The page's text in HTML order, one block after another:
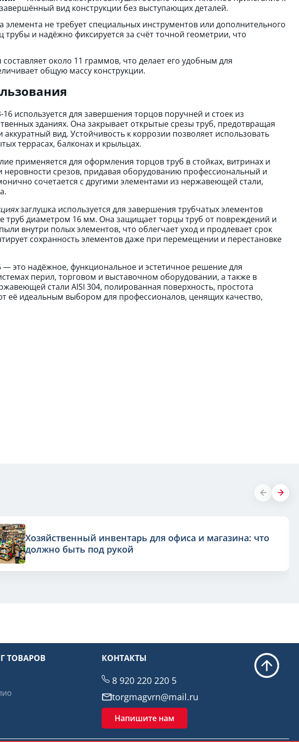
вид конструкции без выступающих деталей.
элемента не требует специальных инструментов или дополнительного
трубы и надёжно фиксируется за счёт точной геометрии, что
около 11 граммов, что делает его удобным для
общую массу конструкции.
16 используется для завершения торцов поручней и стоек из
зданиях. Она закрывает открытые срезы труб, предотвращая
вид. Устойчивость к коррозии позволяет использовать
террасах, балконах и крыльцах.
применяется для оформления торцов труб в стойках, витринах и
неровности срезов, придавая оборудованию профессиональный и
сочетается с другими элементами из нержавеющей стали,
заглушка используется для завершения трубчатых элементов
труб диаметром 16 мм. Она защищает торцы труб от повреждений и
внутри полых элементов, что облегчает уход и продлевает срок
сохранность элементов даже при перемещении и перестановке
это надёжное, функциональное и эстетичное решение для
перил, торговом и выставочном оборудовании, а также в
стали AISI 304, полированная поверхность, простота
её идеальным выбором для профессионалов, ценящих качество,
Хозяйственный инвентарь для офиса и магазина: что
должно быть под рукой
ТОВАРОВ КОНТАКТЫ
8 920 220 220 5
torgmagvrn@mail.ru
Напишите нам